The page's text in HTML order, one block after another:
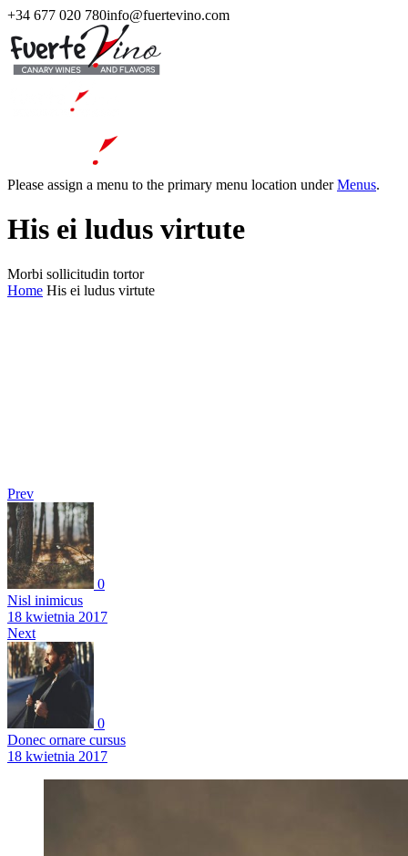
+34 677 020 780info@fuertevino.com
Please assign a menu to the primary menu location underMenus.
His ei ludus virtute
Morbi sollicitudin tortor
Home His ei ludus virtute
Prev
0
Nisl inimicus
18 kwietnia 2017
Next
0
Donec ornare cursus
18 kwietnia 2017